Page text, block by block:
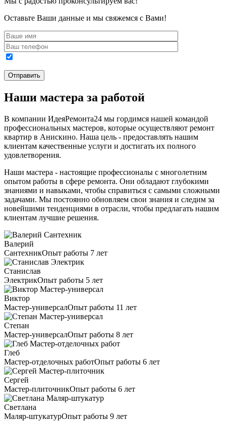
Оставьте Ваши данные и мы свяжемся с Вами!
Наши мастера за работой
В компании ИдеяРемонта24 мы гордимся нашей командой
профессиональных мастеров, которые осуществляют ремонт
квартир в Анискино. Наша цель - предоставлять нашим
клиентам качественные услуги и достигать их полного
удовлетворения.
Наши мастера - настоящие профессионалы с многолетним
опытом работы в сфере ремонта. Они обладают глубокими
знаниями и навыками, чтобы справиться с самыми сложными
задачами. Мы постоянно обновляем свои знания и следим за
новейшими тенденциями в отрасли, чтобы предлагать нашим
клиентам лучшие решения.
Валерий
СантехникОпыт работы 7 лет
Станислав
ЭлектрикОпыт работы 5 лет
Виктор
Мастер-универсалОпыт работы 11 лет
Степан
Мастер-универсалОпыт работы 8 лет
Глеб
Мастер-отделочных работОпыт работы 6 лет
Сергей
Мастер-плиточникОпыт работы 6 лет
Светлана
Маляр-штукатурОпыт работы 9 лет